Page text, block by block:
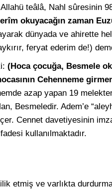
Allahü teâlâ, Nahl sûresinin
okuyacağın zaman
dünyada ve ahirette
feryat ederim de!)
(Hoca çocuğa, Besmele
Cehenneme
azap yapan 19
Besmeledir. Adem’e
Cennet davetiyesinin
kullanılmaktadır.
etmiş ve varlıkta